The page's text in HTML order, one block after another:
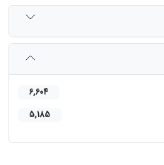
6,604
5,185